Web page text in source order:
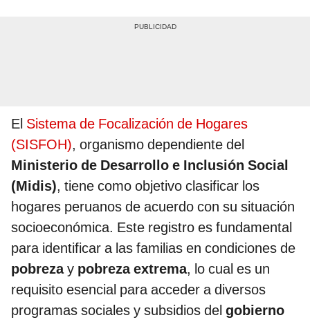
El Sistema de Focalización de Hogares
(SISFOH), organismo dependiente del
Ministerio de Desarrollo e Inclusión Social
(Midis), tiene como objetivo clasificar los
hogares peruanos de acuerdo con su situación
socioeconómica. Este registro es fundamental
para identificar a las familias en condiciones de
pobrezay pobreza extrema, lo cual es un
requisito esencial para acceder a diversos
programas sociales y subsidios del gobierno